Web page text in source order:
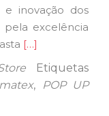
inovação dos
pela excelência
Ler
mais
sobreLumatex
chega
[…]
Etiquetas
,
POP UP